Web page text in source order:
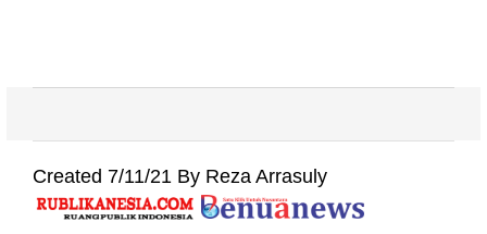
Created 7/11/21 By Reza Arrasuly